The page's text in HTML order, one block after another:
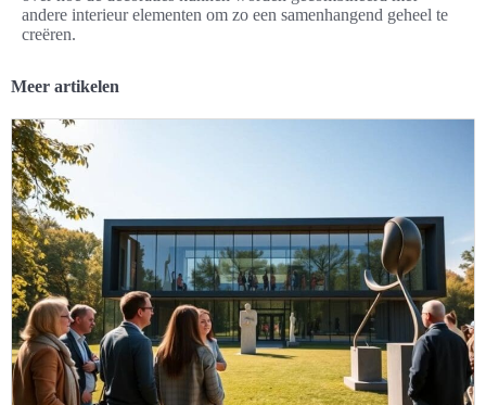
andere interieur elementen om zo een samenhangend geheel te
creëren.
Meer artikelen